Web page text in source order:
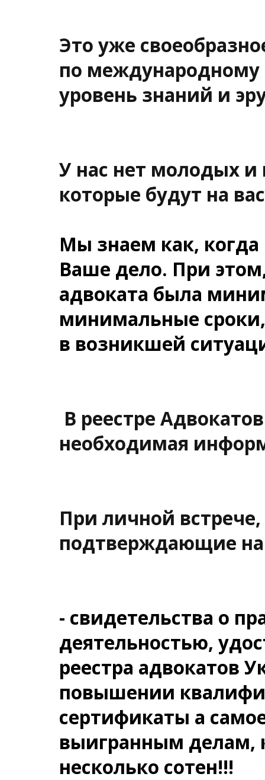
Это уже
по международному
уровень знаний и
У нас нет молодых
которые будут на
Мы знаем как,
Ваше дело. При
адвоката была
минимальные
в возникшей
В реестре
необходимая
При личной
подтверждающие
- свидетельства о
деятельностью,
реестра адвокатов
повышении
сертификаты а
выигранным делам,
несколько сотен!!!